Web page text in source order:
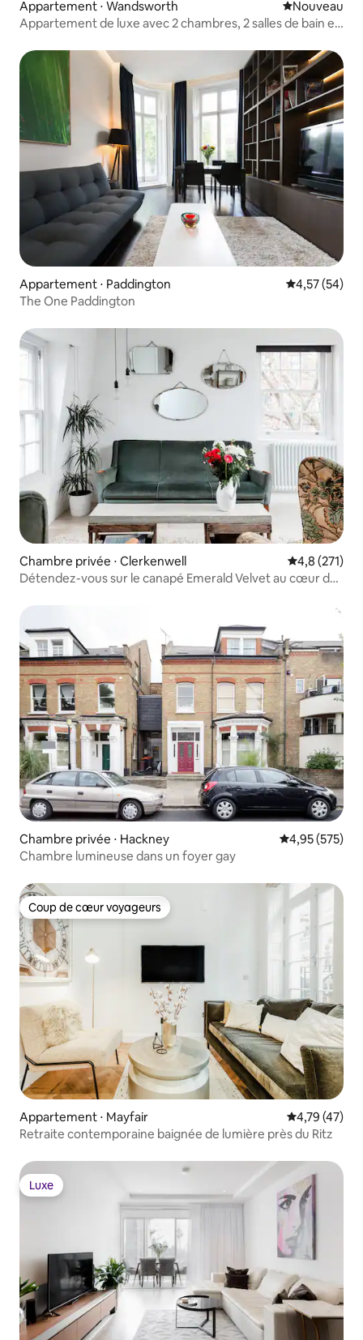
Appartement ⋅ Wandsworth Nouvel
Nouveau
Appartement de luxe avec 2 chambres, 2 salles de bain et
Appartement ⋅ Paddington Évaluation
4,57 (54)
The One Paddington
Chambre privée ⋅ Clerkenwell Évaluation
4,8 (271)
Détendez-vous sur le canapé Emerald Velvet au cœur de
Chambre privée ⋅ Hackney Évaluation
4,95 (575)
Chambre lumineuse dans un foyer gay
Coup de cœur voyageurs
Coup de cœur voyageurs
Appartement ⋅ Mayfair Évaluation
4,79 (47)
Retraite contemporaine baignée de lumière près du Ritz
Luxe
Luxe